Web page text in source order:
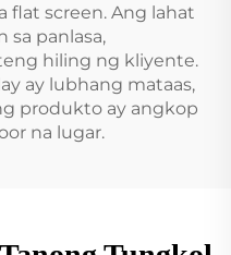
flat screen. Ang lahat
sa panlasa,
hiling ng kliyente.
ay lubhang mataas,
produkto ay angkop
na lugar.